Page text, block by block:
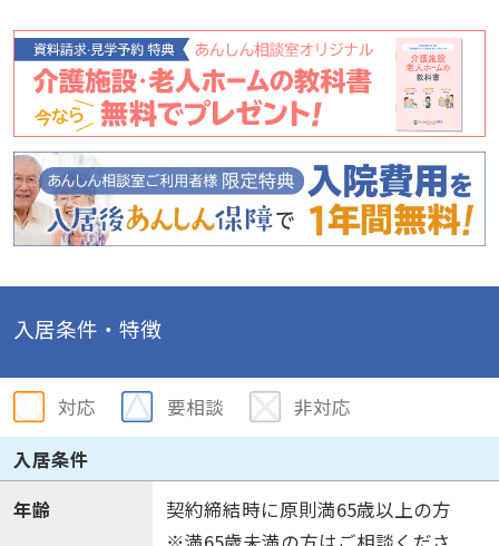
入居条件・特徴
対応 要相談
非対応
入居条件
年齢
契約締結時に原則満65歳以上の方